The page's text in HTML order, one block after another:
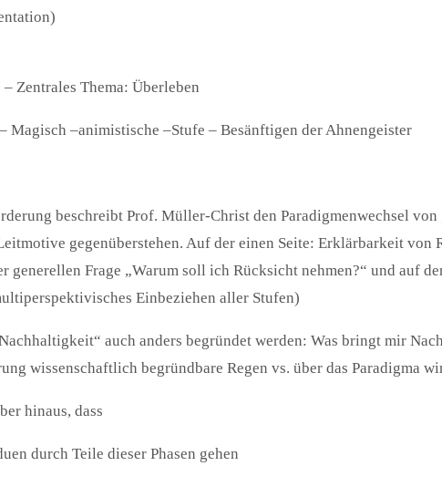
Zentrales Thema: Überleben
Magisch –animistische –Stufe – Besänftigen der Ahnengeister
beschreibt Prof. Müller-Christ den Paradigmenwechsel
gegenüberstehen. Auf der einen Seite: Erklärbarkeit
Frage „Warum soll ich Rücksicht nehmen?“ und auf
Einbeziehen aller Stufen)
auch anders begründet werden: Was bringt mir
wissenschaftlich begründbare Regen vs. über das Paradigma
hinaus, dass
durch Teile dieser Phasen gehen